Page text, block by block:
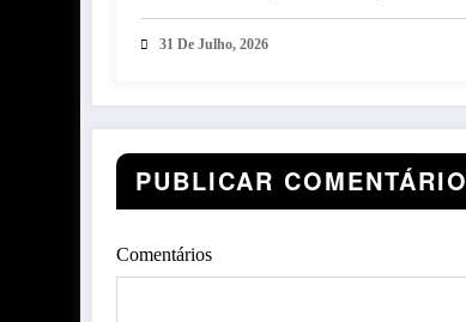
MOTO1000GP 2026
31 De Julho, 2026
PUBLICAR COMENTÁRIO
Comentários